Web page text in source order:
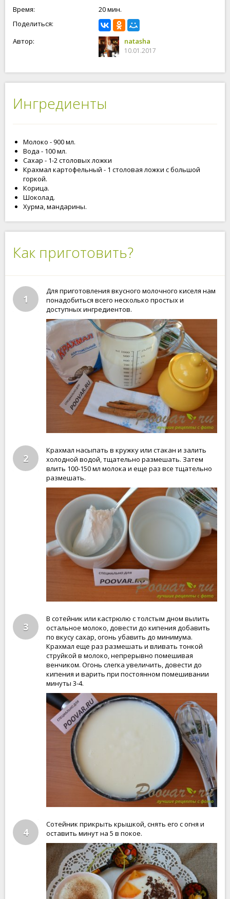
Время:
20 мин.
Поделиться:
Автор:
natasha
10.01.2017
Ингредиенты
Молоко - 900 мл.
Вода - 100 мл.
Сахар - 1-2 столовых ложки
Крахмал картофельный - 1 столовая ложки с большой
горкой.
Корица.
Шоколад.
Хурма, мандарины.
Как приготовить?
1
Для приготовления вкусного молочного киселя нам
понадобиться всего несколько простых и
доступных ингредиентов.
2
Крахмал насыпать в кружку или стакан и залить
холодной водой, тщательно размешать. Затем
влить 100-150 мл молока и еще раз все тщательно
размешать.
3
В сотейник или кастрюлю с толстым дном вылить
остальное молоко, довести до кипения добавить
по вкусу сахар, огонь убавить до минимума.
Крахмал еще раз размешать и вливать тонкой
струйкой в молоко, непрерывно помешивая
венчиком. Огонь слегка увеличить, довести до
кипения и варить при постоянном помешивании
минуты 3-4.
4
Сотейник прикрыть крышкой, снять его с огня и
оставить минут на 5 в покое.